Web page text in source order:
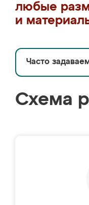
любые
и
Часто
Схема